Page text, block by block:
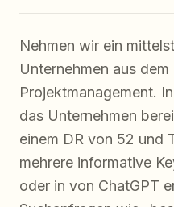
Nehmen wir ein
Unternehmen aus dem
Projektmanagement.
das Unternehmen
einem DR von 52 und
mehrere informative
oder in von ChatGPT